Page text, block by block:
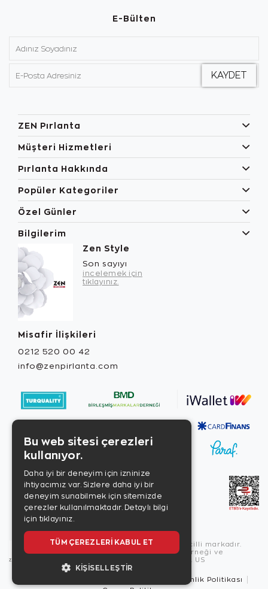
E-Bülten
ZEN Pırlanta
Müşteri Hizmetleri
Pırlanta Hakkında
Popüler Kategoriler
Özel Günler
Bilgilerim
Zen Style
Son sayıyı
incelemek için
tıklayınız.
Misafir İlişkileri
0212 520 00 42
info@zenpirlanta.com
Copyright © 2026, Zen Diamond tescilli markadır.
Zen Diamond Birleşmiş Markalar Derneği ve
Turquality Destek Programı üyesidir. US
Güvenlik Politikası
Bu web sitesi çerezleri
kullanıyor.
Daha iyi bir deneyim için izninize
ihtiyacımız var. Sizlere daha iyi bir
deneyim sunabilmek için sitemizde
çerezler kullanılmaktadır. Detaylı bilgi
için tıklayınız.
TÜM ÇEREZLERI KABUL ET
KIŞISELLEŞTIR